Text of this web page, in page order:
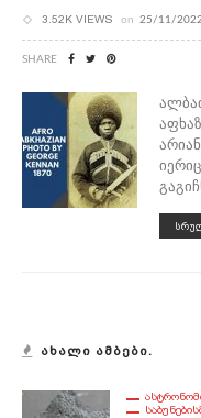
3.52K VIEWS on 25/11/2022
SHARE
ᲐᲮᲐᲚᲘ ᲐᲛᲑᲔᲑᲘ.